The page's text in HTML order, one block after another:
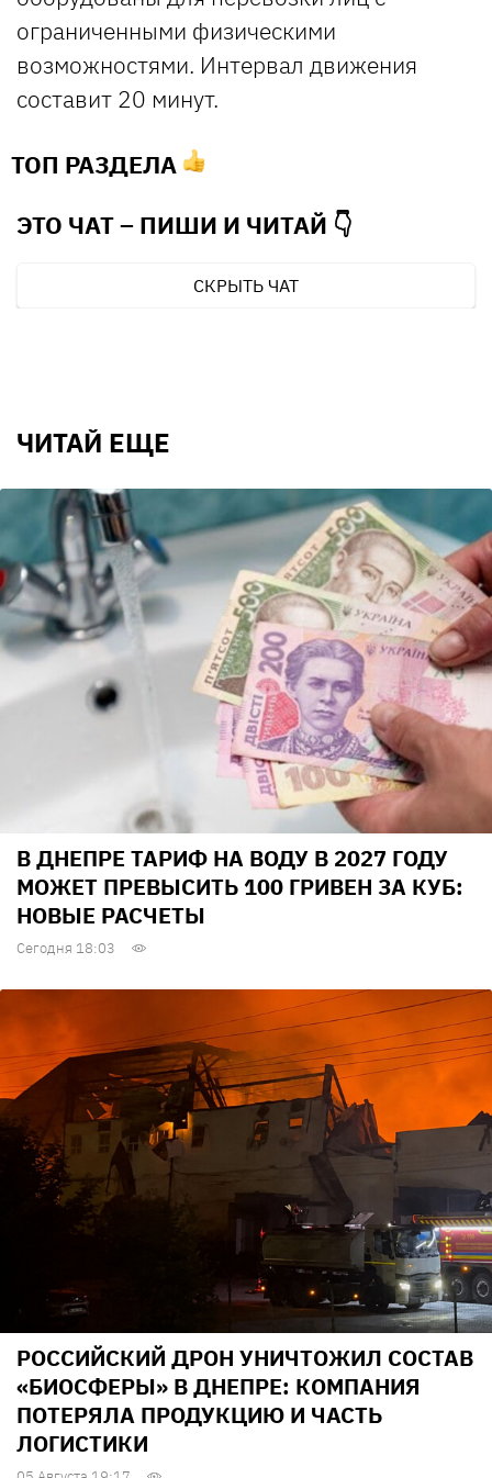
ограниченными физическими
возможностями. Интервал движения
составит 20 минут.
ТОП РАЗДЕЛА
ЭТО ЧАТ – ПИШИ И ЧИТАЙ 👇
СКРЫТЬ ЧАТ
ЧИТАЙ ЕЩЕ
В ДНЕПРЕ ТАРИФ НА ВОДУ В 2027 ГОДУ
МОЖЕТ ПРЕВЫСИТЬ 100 ГРИВЕН ЗА КУБ:
НОВЫЕ РАСЧЕТЫ
Сегодня 18:03
РОССИЙСКИЙ ДРОН УНИЧТОЖИЛ СОСТАВ
«БИОСФЕРЫ» В ДНЕПРЕ: КОМПАНИЯ
ПОТЕРЯЛА ПРОДУКЦИЮ И ЧАСТЬ
ЛОГИСТИКИ